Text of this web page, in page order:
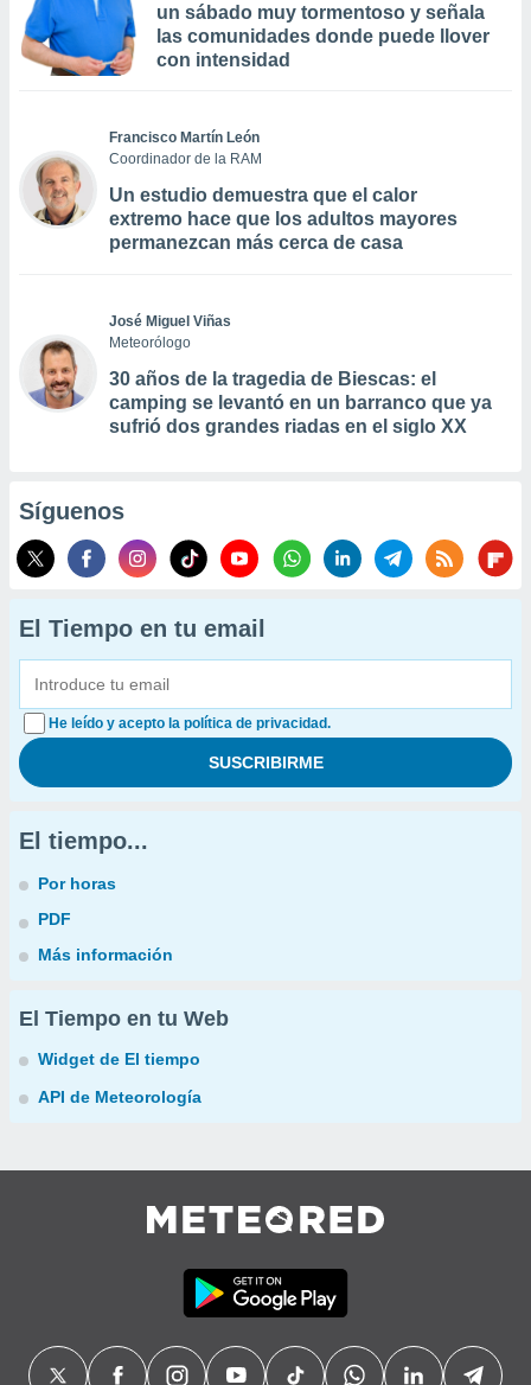
un sábado muy tormentoso y señala
las comunidades donde puede llover
con intensidad
Francisco Martín León
Coordinador de la RAM
Un estudio demuestra que el calor
extremo hace que los adultos mayores
permanezcan más cerca de casa
José Miguel Viñas
Meteorólogo
30 años de la tragedia de Biescas: el
camping se levantó en un barranco que ya
sufrió dos grandes riadas en el siglo XX
Síguenos
El Tiempo en tu email
He leído y acepto la política de privacidad.
El tiempo...
Por horas
PDF
Más información
El Tiempo en tu Web
Widget de El tiempo
API de Meteorología